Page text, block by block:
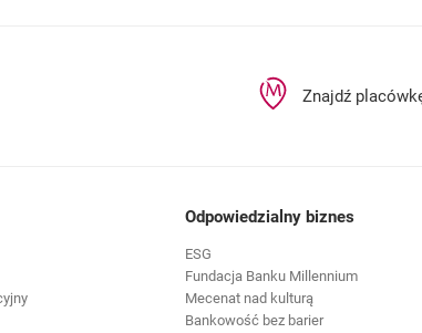
Znajdź
Odpowiedzialny biznes
ESG
Fundacja Banku Millennium
Mecenat nad kulturą
Bankowość bez barier